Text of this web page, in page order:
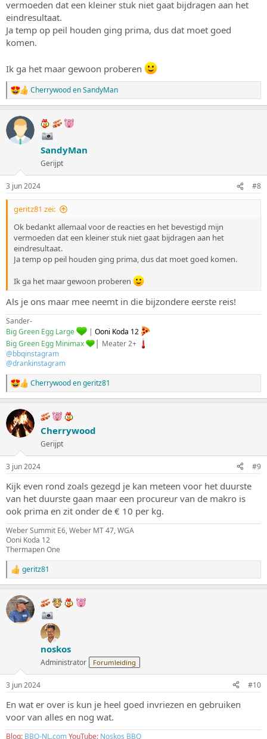
:
vermoeden dat een kleiner stuk niet gaat bijdragen aan het
eindresultaat.
Ja temp op peil houden ging prima, dus dat moet goed
komen.
Ik ga het maar gewoon proberen
W
a
r
d
e
e
n
CherrywoodenSandyMan
SandyMan
Gerijpt
3 jun 2024 #8
geritz81 zei:
Ok bedankt allemaal voor de reacties en het bevestigd mijn
vermoeden dat een kleiner stuk niet gaat bijdragen aan het
eindresultaat.
Ja temp op peil houden ging prima, dus dat moet goed komen.
Ik ga het maar gewoon proberen
Als je ons maar mee neemt in die bijzondere eerste reis!
Sander-
Big Green Egg Large
| Ooni Koda 12
Big Green Egg Minimax
| Meater 2+
@bbqinstagram
@drankinstagram
W
a
r
d
e
i
n
g
e
n
:
Cherrywoodengeritz81
Cherrywood
Gerijpt
3 jun 2024 #9
Kijk even rond zoals gezegd je kan meteen voor het duurste
van het duurste gaan maar een procureur van de makro is
ook prima en zit onder de € 10 per kg.
Weber Summit E6, Weber MT 47, WGA
Ooni Koda 12
Thermapen One
W
a
r
d
e
n
:
geritz81
noskos
Administrator Forumleiding
3 jun 2024 #10
En wat er over is kun je heel goed invriezen en gebruiken
voor van alles en nog wat.
Blog: BBQ-NL.comYouTube: Noskos BBQ